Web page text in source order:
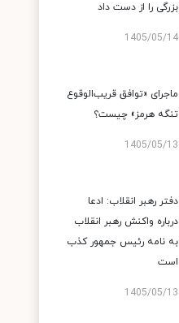
بزرگی را از دست داد
1405/05/14
ماجرای «توافق قریب‌الوقوع
تنگه هرمز» چیست؟
1405/05/13
دفتر رهبر انقلاب: ادعا
درباره واکنش رهبر انقلاب
به نامه رئیس جمهور کذب
است
1405/05/13